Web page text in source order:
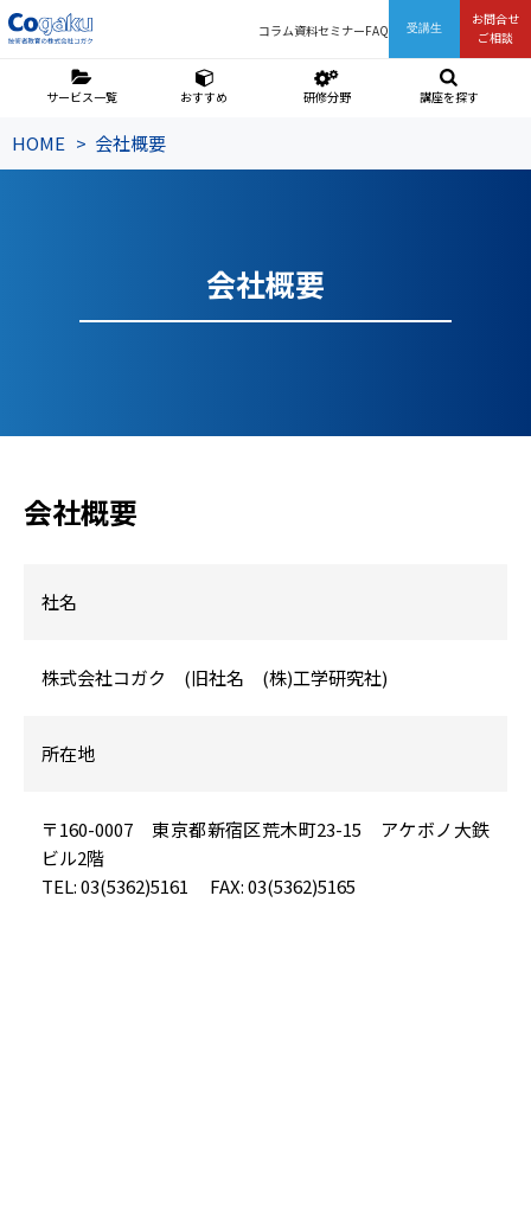
コラム資料セミナーFAQ 受講生
お問合せ
ご相談
サービス一覧 おすすめ 研修分野 講座を探す
HOME 会社概要
会社概要
会社概要
社名
株式会社コガク (旧社名 (株)工学研究社)
所在地
〒160-0007 東京都新宿区荒木町23-15 アケボノ大鉄
ビル2階
TEL: 03(5362)5161 FAX: 03(5362)5165